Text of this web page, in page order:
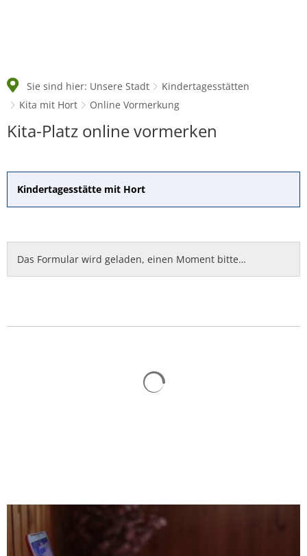
Sie sind hier: Unsere Stadt
Kindertagesstätten
Kita mit Hort
Online Vormerkung
Online
Kita-Platz online vormerken
Kindertagesstätte mit Hort
Das Formular wird geladen, einen Moment bitte…